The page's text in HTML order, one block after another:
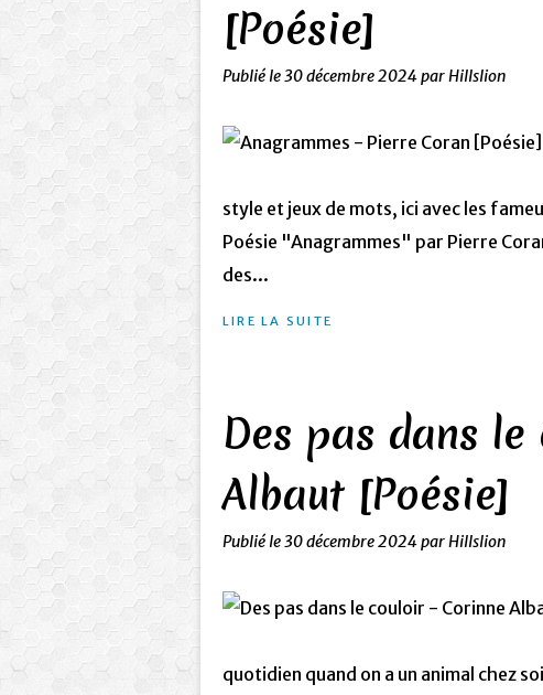
[Poésie]
Publié le30 décembre 2024par Hillslion
style et jeux de mots, ici avec les
Poésie "Anagrammes" par Pierre
des...
LIRE LA SUITE
Des pas dans
Albaut [Poésie]
Publié le30 décembre 2024par Hillslion
quotidien quand on a un animal chez